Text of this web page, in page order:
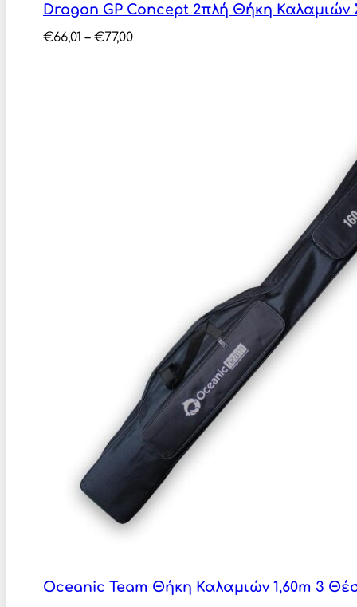
Dragon GP Concept 2πλή Θήκη Καλαμιών
€66,01 – €77,00Price
Oceanic Team Θήκη Καλαμιών 1,60m 3